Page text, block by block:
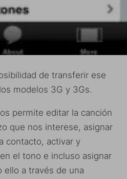
de transferir ese
modelos 3G y 3Gs.
permite editar la canción
que nos interese, asignar
contacto, activar y
el tono e incluso asignar
ello a través de una